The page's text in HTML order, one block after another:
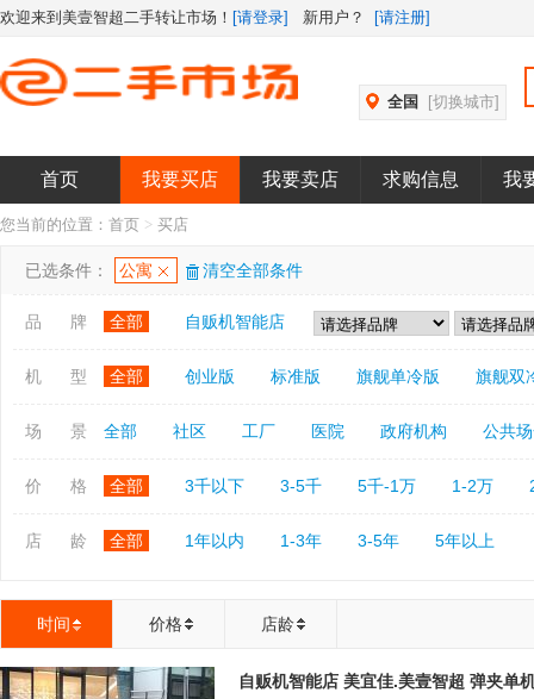
欢迎来到美壹智超二手转让市场！ [请登录] 新用户？ [请注册]
全国 [切换城市]
首页 我要买店 我要卖店 求购信息 我
您当前的位置： 首页 > 买店
已选条件： 公寓 清空全部条件
品 牌 全部 自贩机智能店
机 型 全部 创业版 标准版 旗舰单冷版 旗舰双
场 景 全部 社区 工厂 医院 政府机构 公共
价 格 全部 3千以下 3-5千 5千-1万 1-2万
店 龄 全部 1年以内 1-3年 3-5年 5年以上
时间 价格 店龄
自贩机智能店 美宜佳.美壹智超 弹夹单